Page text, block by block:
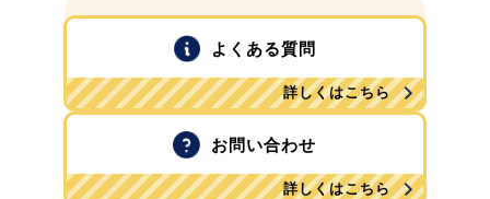
よくある質問
詳しくはこちら
お問い合わせ
詳しくはこちら